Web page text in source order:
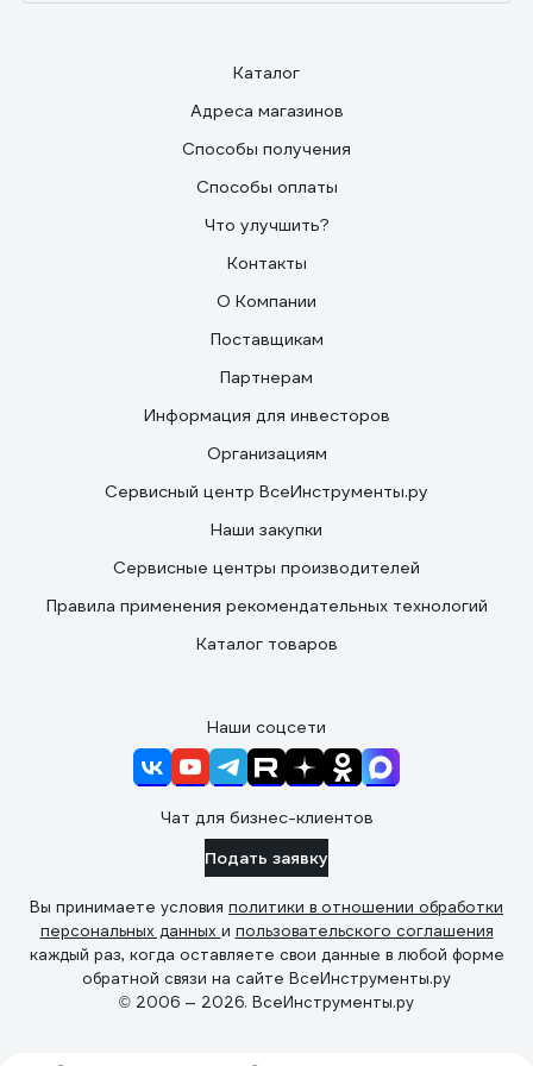
Каталог
Адреса магазинов
Способы получения
Способы оплаты
Что улучшить?
Контакты
О Компании
Поставщикам
Партнерам
Информация для инвесторов
Организациям
Сервисный центр ВсеИнструменты.ру
Наши закупки
Сервисные центры производителей
Правила применения рекомендательных технологий
Каталог товаров
Наши соцсети
Чат для бизнес-клиентов
Подать заявку
Вы принимаете условия политики в отношении обработки
персональных данных и пользовательского соглашения
каждый раз, когда оставляете свои данные в любой форме
обратной связи на сайте ВсеИнструменты.ру
© 2006 — 2026. ВсеИнструменты.ру